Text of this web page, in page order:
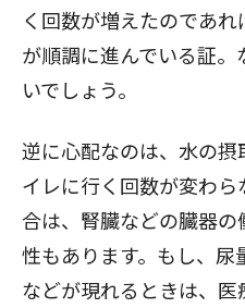
く回数が増えたのであ
が順調に進んでいる証
いでしょう。
逆に心配なのは、水の
イレに行く回数が変わ
合は、腎臓などの臓器
性もあります。もし、
などが現れるときは、